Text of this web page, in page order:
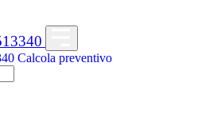
Calcola preventivo